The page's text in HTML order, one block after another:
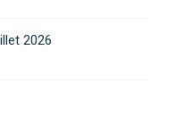
2026